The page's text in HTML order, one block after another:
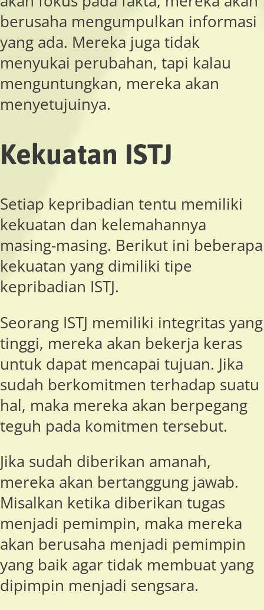
berusaha mengumpulkan informasi
yang ada. Mereka juga tidak
menyukai perubahan, tapi kalau
menguntungkan, mereka akan
menyetujuinya.
Kekuatan ISTJ
Setiap kepribadian tentu memiliki
kekuatan dan kelemahannya
masing-masing. Berikut ini beberapa
kekuatan yang dimiliki tipe
kepribadian ISTJ.
Seorang ISTJ memiliki integritas yang
tinggi, mereka akan bekerja keras
untuk dapat mencapai tujuan. Jika
sudah berkomitmen terhadap suatu
hal, maka mereka akan berpegang
teguh pada komitmen tersebut.
Jika sudah diberikan amanah,
mereka akan bertanggung jawab.
Misalkan ketika diberikan tugas
menjadi pemimpin, maka mereka
akan berusaha menjadi pemimpin
yang baik agar tidak membuat yang
dipimpin menjadi sengsara.